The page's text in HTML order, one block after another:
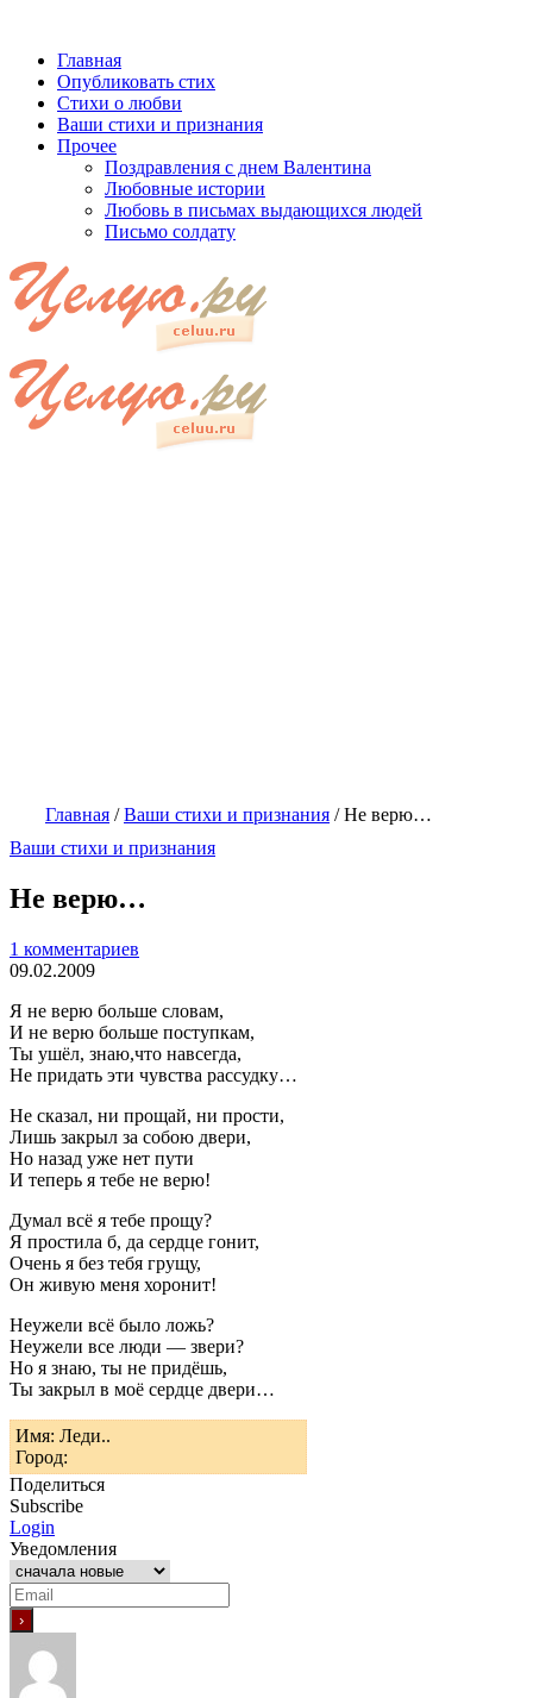
Главная
Опубликовать стих
Стихи о любви
Ваши стихи и признания
Прочее
Поздравления с днем Валентина
Любовные истории
Любовь в письмах выдающихся людей
Письмо солдату
Главная /Ваши стихи и признания /Не верю…
Ваши стихи и признания
Не верю…
1 комментариев
09.02.2009
Я не верю больше словам,
И не верю больше поступкам,
Ты ушёл, знаю,что навсегда,
Не придать эти чувства рассудку…
Не сказал, ни прощай, ни прости,
Лишь закрыл за собою двери,
Но назад уже нет пути
И теперь я тебе не верю!
Думал всё я тебе прощу?
Я простила б, да сердце гонит,
Очень я без тебя грущу,
Он живую меня хоронит!
Неужели всё было ложь?
Неужели все люди — звери?
Но я знаю, ты не придёшь,
Ты закрыл в моё сердце двери…
Имя: Леди..
Город:
Поделиться
Subscribe
Login
Уведомления